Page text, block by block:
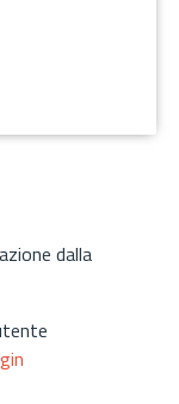
dalla